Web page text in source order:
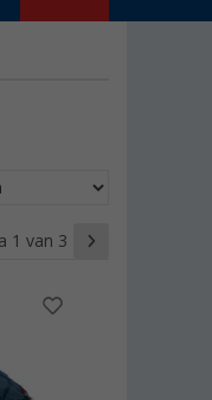
1 van 3